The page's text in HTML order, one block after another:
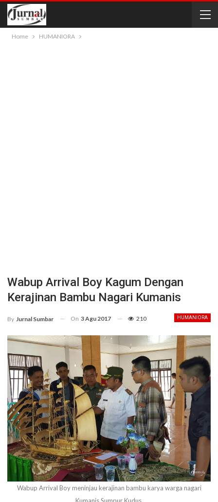
Home HUMANIORA
Wabup Arrival Boy Kagum Dengan
Kerajinan Bambu Nagari Kumanis
HUMANIORA
By Jurnal Sumbar On 3 Agu 2017 210
Wabup Arrival Boy meninjau kerajinan bambu karya warga nagari